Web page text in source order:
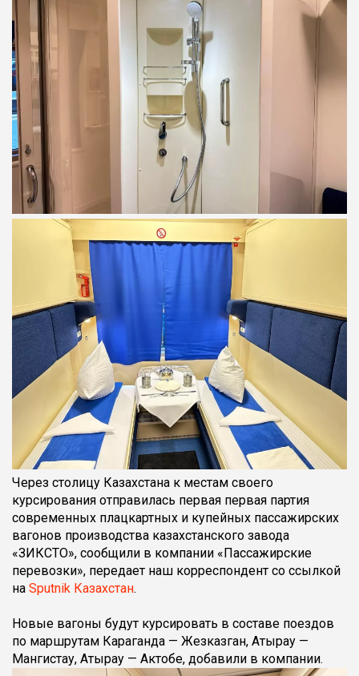
Через столицу Казахстана к местам своего
курсирования отправилась первая первая партия
современных плацкартных и купейных пассажирских
вагонов производства казахстанского завода
«ЗИКСТО», сообщили в компании «Пассажирские
перевозки», передает наш корреспондент со ссылкой
на Sputnik Казахстан.
Новые вагоны будут курсировать в составе поездов
по маршрутам Караганда — Жезказган, Атырау —
Мангистау, Атырау — Актобе, добавили в компании.